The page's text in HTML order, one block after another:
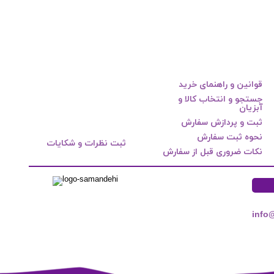
قوانین و راهنمای خرید
جستجو و انتخاب کالا و
آبزیان
ثبت و پردازش سفارش
نحوه ثبت سفارش
نکات ضروری قبل از سفارش
ثبت نظرات و شکایات